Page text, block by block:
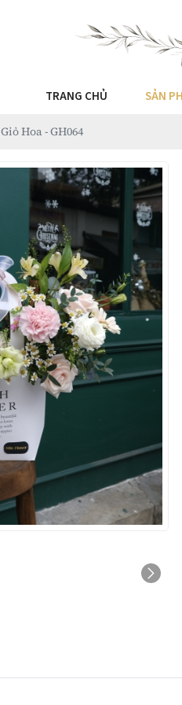
TRANG CHỦ SẢN
Giỏ Hoa - GH064